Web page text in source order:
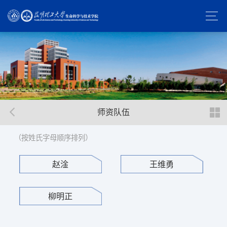
师资队伍
（按姓氏字母顺序排列）
赵淦 王维勇
柳明正